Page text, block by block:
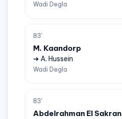
Wadi Degla
83'
M. Kaandorp
➜ A. Hussein
Wadi Degla
83'
Abdelrahman El Sakran